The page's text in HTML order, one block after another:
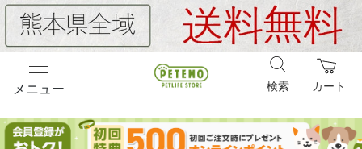
メニュー カート
検索